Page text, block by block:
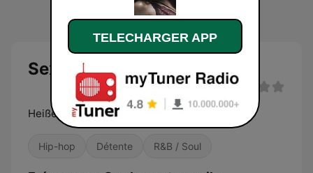
Sex by rautemusik
Heißer Sound!
Hip-hop Détente R&B / Soul
TELECHARGER APP